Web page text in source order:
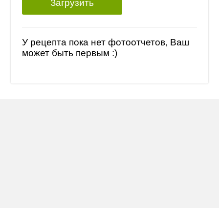
Загрузить
У рецепта пока нет фотоотчетов, Ваш
может быть первым :)